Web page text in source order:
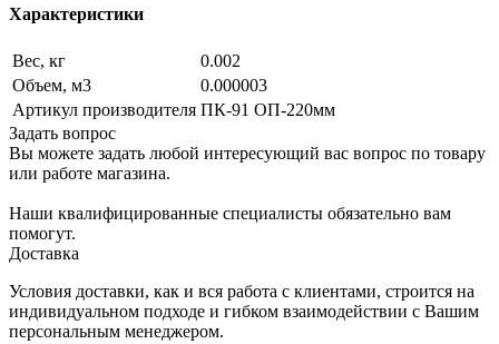
Характеристики
Вес, кг
0.002
Объем, м3
0.000003
Артикул производителя ПК-91 ОП-220мм
Задать вопрос
Вы можете задать любой интересующий вас вопрос по товару
или работе магазина.
Наши квалифицированные специалисты обязательно вам
помогут.
Доставка
Условия доставки, как и вся работа с клиентами, строится на
индивидуальном подходе и гибком взаимодействии с Вашим
персональным менеджером.